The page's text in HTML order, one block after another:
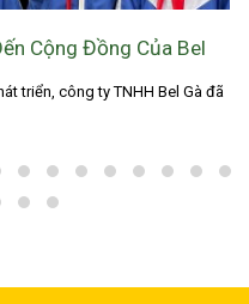
Cộng Đồng Của Bel
triển, công ty TNHH Bel Gà đã